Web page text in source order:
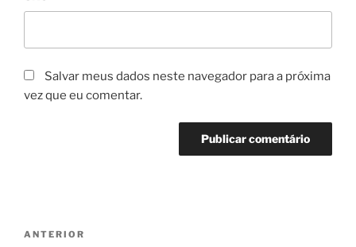
Salvar meus dados neste navegador para a próxima
vez que eu comentar.
Navegação
Post
ANTERIOR